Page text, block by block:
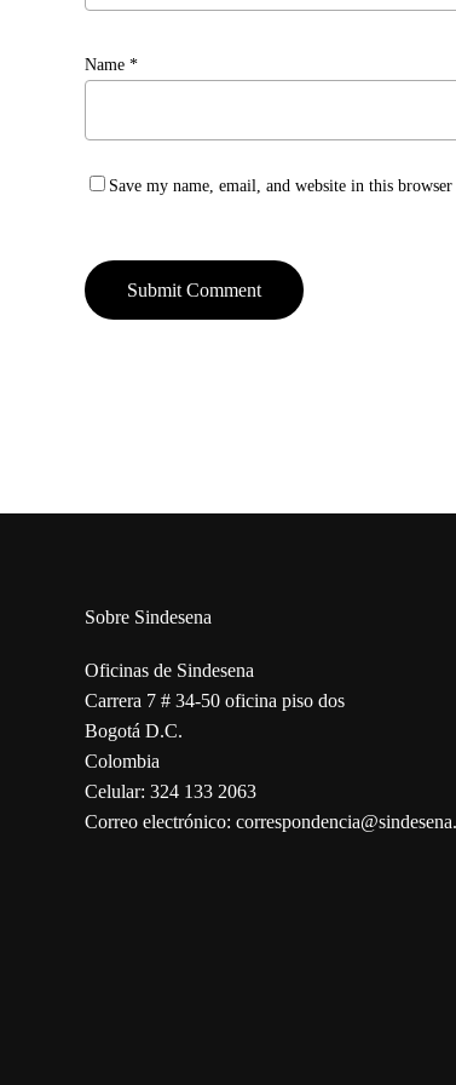
Name *
Save my name, email, and website in this
Sobre Sindesena
Oficinas de Sindesena
Carrera 7 # 34-50 oficina piso dos
Bogotá D.C.
Colombia
Celular: 324 133 2063
Correo electrónico: